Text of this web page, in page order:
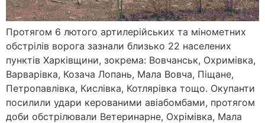
Протягом 6 лютого артилерійських та мінометних
обстрілів ворога зазнали близько 22 населених
пунктів Харківщини, зокрема: Вовчанськ, Охримівка,
Варварівка, Козача Лопань, Мала Вовча, Піщане,
Петропавлівка, Кислівка, Котлярівка тощо. Окупанти
посилили удари керованими авіабомбами, протягом
доби обстрілювали Ветеринарне, Охрімівка, Мала